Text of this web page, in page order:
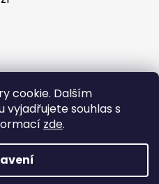
cookie. Dalším
souhlas s
zde.